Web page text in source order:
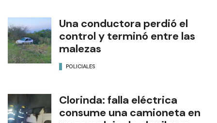
Una conductora perdió el
control y terminó entre las
malezas
POLICIALES
Clorinda: falla eléctrica
consume una camioneta en